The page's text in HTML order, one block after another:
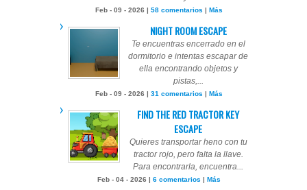
Feb - 09 - 2026 | 58 comentarios | Más
NIGHT ROOM ESCAPE
Te encuentras encerrado en el
dormitorio e intentas escapar de
ella encontrando objetos y
pistas,...
Feb - 09 - 2026 | 31 comentarios | Más
FIND THE RED TRACTOR KEY
ESCAPE
Quieres transportar heno con tu
tractor rojo, pero falta la llave.
Para encontrarla, encuentra...
Feb - 04 - 2026 | 6 comentarios | Más